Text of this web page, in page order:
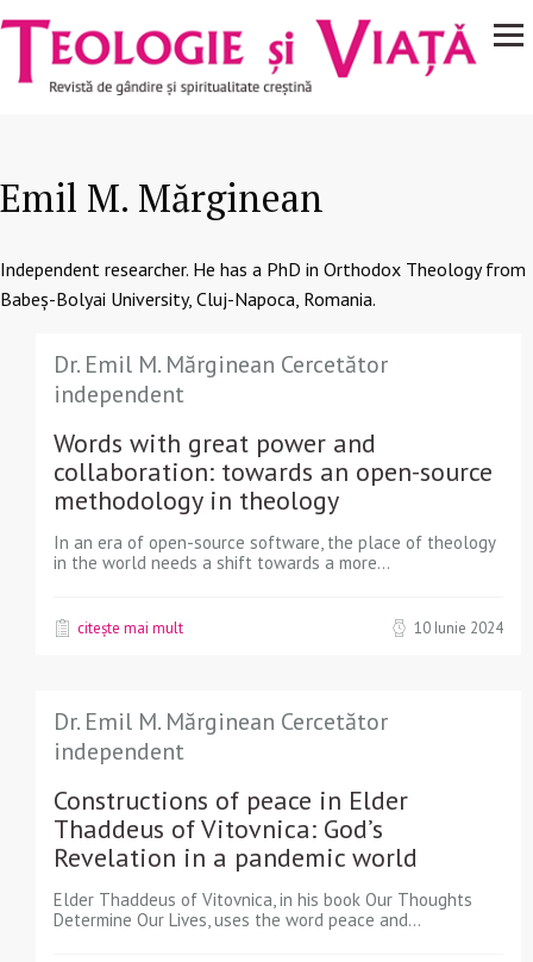
Mergi la conţinutul principal
Navigare
principală
Emil M. Mărginean
Independent researcher. He has a PhD in Orthodox Theology from
Babeș-Bolyai University, Cluj-Napoca, Romania.
Dr. Emil M. Mărginean Cercetător
independent
Words with great power and
collaboration: towards an open-source
methodology in theology
In an era of open-source software, the place of theology
in the world needs a shift towards a more...
citește mai mult 10 Iunie 2024
Dr. Emil M. Mărginean Cercetător
independent
Constructions of peace in Elder
Thaddeus of Vitovnica: God’s
Revelation in a pandemic world
Elder Thaddeus of Vitovnica, in his book Our Thoughts
Determine Our Lives, uses the word peace and...